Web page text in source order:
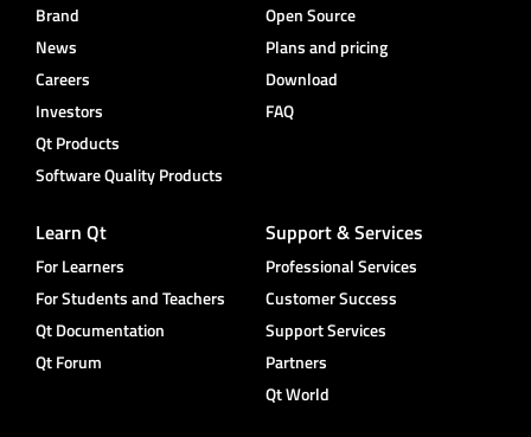
Brand
News
Careers
Investors
Qt Products
Software Quality Products
Open Source
Plans and pricing
Download
FAQ
Learn Qt
For Learners
For Students and Teachers
Qt Documentation
Qt Forum
Support & Services
Professional Services
Customer Success
Support Services
Partners
Qt World